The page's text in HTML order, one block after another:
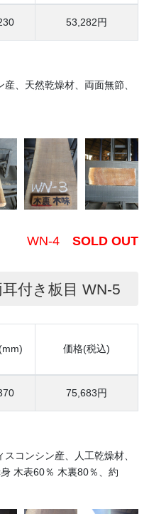
53,282円
、天然乾燥材、両面無節、
WN-4 SOLD OUT
付き板目 WN-5
価格(税込)
75,683円
コンシン産、人工乾燥材、
木表60％ 木裏80％、約